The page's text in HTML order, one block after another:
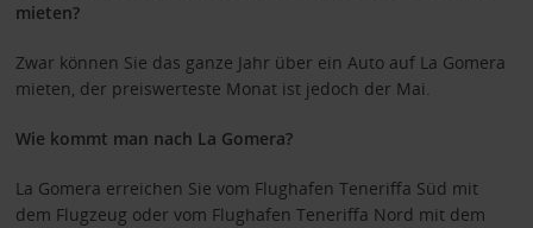
mieten?
Zwar können Sie das ganze Jahr über ein Auto auf La Gomera
mieten, der preiswerteste Monat ist jedoch der Mai.
Wie kommt man nach La Gomera?
La Gomera erreichen Sie vom Flughafen Teneriffa Süd mit
dem Flugzeug oder vom Flughafen Teneriffa Nord mit dem